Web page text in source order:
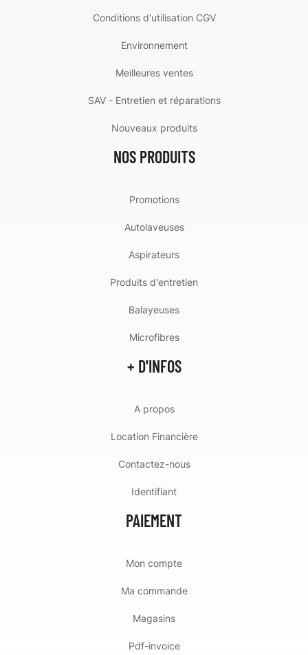
Conditions d'utilisation CGV
Environnement
Meilleures ventes
SAV - Entretien et réparations
Nouveaux produits
NOS PRODUITS
Promotions
Autolaveuses
Aspirateurs
Produits d'entretien
Balayeuses
Microfibres
+ D'INFOS
A propos
Location Financière
Contactez-nous
Identifiant
PAIEMENT
Mon compte
Ma commande
Magasins
Pdf-invoice